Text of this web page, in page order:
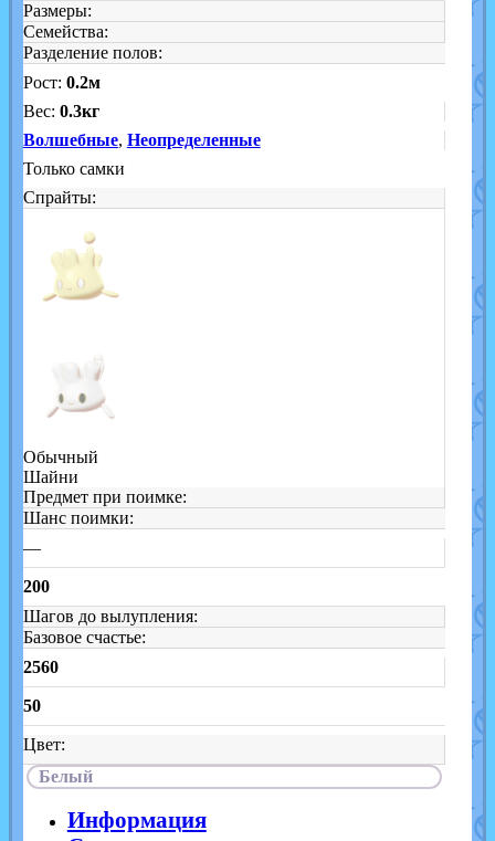
Размеры:
Семейства:
Разделение полов:
Рост: 0.2м
Вес: 0.3кг
Волшебные, Неопределенные
Только самки
Спрайты:
Обычный
Шайни
Предмет при поимке:
Шанс поимки:
—
200
Шагов до вылупления:
Базовое счастье:
2560
50
Цвет:
Белый
Информация